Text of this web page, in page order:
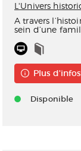
L'Univers
A travers
sein d’une
Plus d'infos
Disponible